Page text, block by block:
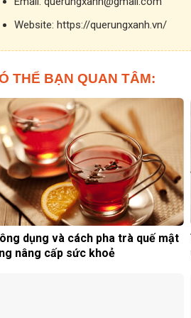
Website: https://querungxanh.vn/
THỂ BẠN QUAN TÂM:
dụng và cách pha trà quế mật
nâng cấp sức khoẻ